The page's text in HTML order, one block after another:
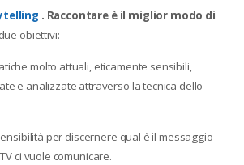
. Raccontare è il miglior modo di
obiettivi:
molto attuali, eticamente sensibili,
e analizzate attraverso la tecnica dello
per discernere qual è il messaggio
ci vuole comunicare.